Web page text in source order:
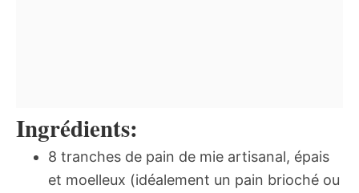
Ingrédients:
8 tranches de pain de mie artisanal, épais
et moelleux (idéalement un pain brioché ou